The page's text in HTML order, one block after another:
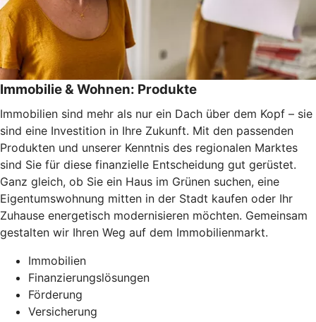
Immobilie & Wohnen: Produkte
Immobilien sind mehr als nur ein Dach über dem Kopf – sie
sind eine Investition in Ihre Zukunft. Mit den passenden
Produkten und unserer Kenntnis des regionalen Marktes
sind Sie für diese finanzielle Entscheidung gut gerüstet.
Ganz gleich, ob Sie ein Haus im Grünen suchen, eine
Eigentumswohnung mitten in der Stadt kaufen oder Ihr
Zuhause energetisch modernisieren möchten. Gemeinsam
gestalten wir Ihren Weg auf dem Immobilienmarkt.
Immobilien
Finanzierungslösungen
Förderung
Versicherung